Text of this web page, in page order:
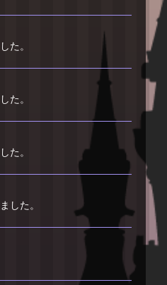
た。
た。
た。
した。